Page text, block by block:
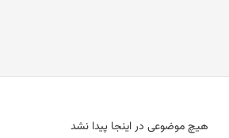
هیچ موضوعی در اینجا پیدا نشد